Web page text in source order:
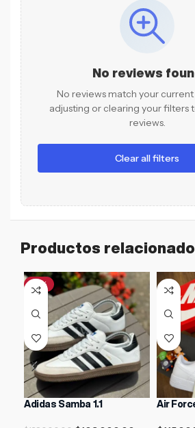
No reviews
No reviews match your current
adjusting or clearing your filters
reviews.
Clear all filters
Productos
-21%
Adidas Samba 1.1 Air